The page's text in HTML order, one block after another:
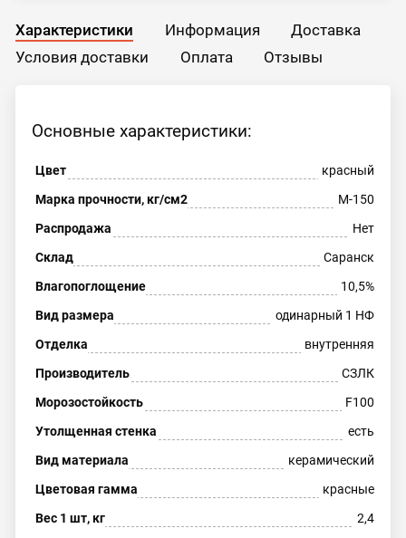
Характеристики Информация
Доставка
Условия доставки
Оплата Отзывы
Основные характеристики:
Цвет
красный
Марка прочности, кг/см2
М-150
Распродажа
Нет
Склад
Саранск
Влагопоглощение
10,5%
Вид размера
одинарный 1 НФ
Отделка
внутренняя
Производитель
СЗЛК
Морозостойкость
F100
Утолщенная стенка
есть
Вид материала
керамический
Цветовая гамма
красные
Вес 1 шт, кг
2,4